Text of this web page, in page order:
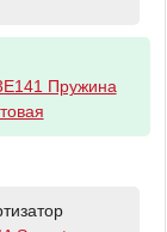
Пружина